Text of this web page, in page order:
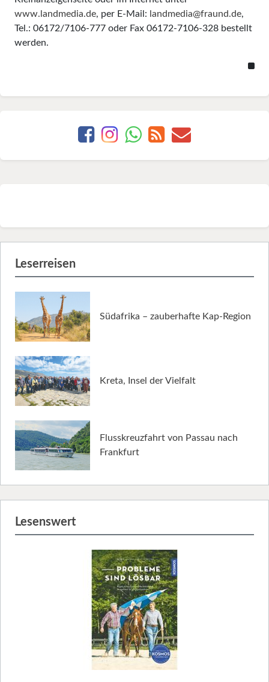
www.landmedia.de, per E-Mail: landmedia@fraund.de,
Tel.: 06172/7106-777 oder Fax 06172-7106-328 bestellt
werden.
Leserreisen
Südafrika – zauberhafte Kap-Region
Kreta, Insel der Vielfalt
Flusskreuzfahrt von Passau nach
Frankfurt
Lesenswert